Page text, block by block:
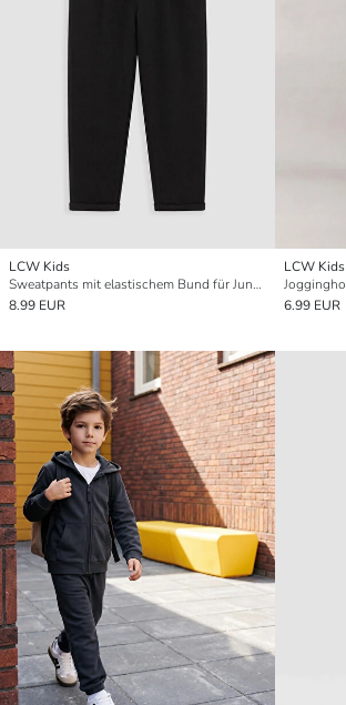
LCW Kids
Sweatpants mit elastischem Bund für Jungen
8.99 EUR
LCW Kids
6.99 EUR